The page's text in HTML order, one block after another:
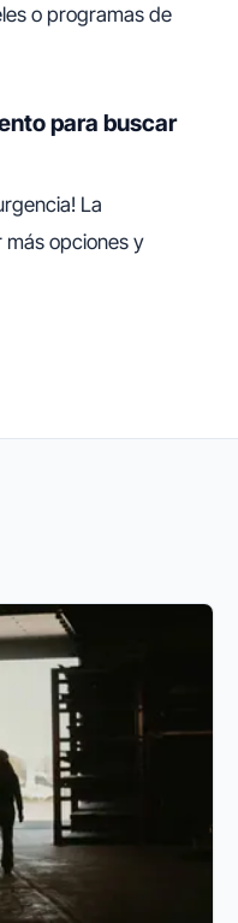
o programas de
para buscar
La
más opciones y